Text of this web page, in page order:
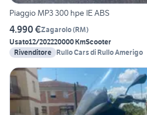
Piaggio MP3 300 hpe IE ABS
4.990 €Zagarolo(RM)
Usato12/202220000 KmScooter
Rivenditore Rullo Cars di Rullo Amerigo